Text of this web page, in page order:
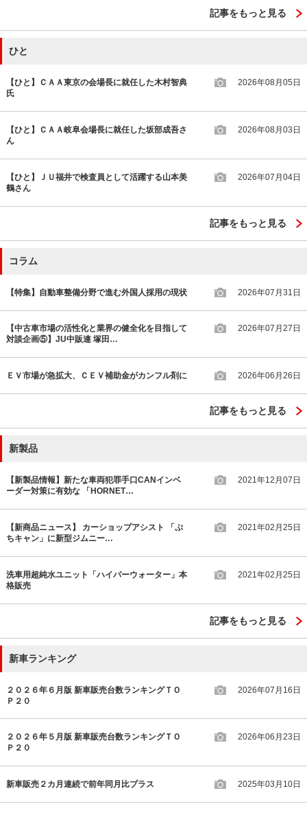
記事をもっと見る
ひと
【ひと】ＣＡＡ東京の会場長に就任した木村智典
氏
2026年08月05日
【ひと】ＣＡＡ岐阜会場長に就任した坂部成吾さ
ん
2026年08月03日
【ひと】ＪＵ福井で検査員として活躍する山本美
鶴さん
2026年07月04日
記事をもっと見る
コラム
【特集】自動車整備分野で進む外国人採用の現状 2026年07月31日
【中古車市場の活性化と業界の健全化を目指して
対談企画⑤】JU中販連 塚田…
2026年07月27日
ＥＶ市場が急拡大、ＣＥＶ補助金がカンフル剤に 2026年06月26日
記事をもっと見る
新製品
【新製品情報】新たな車両犯罪手口CANインベ
ーダー対策に有効な 「HORNET…
2021年12月07日
【新商品ニュース】 カーショップアシスト 「ぷ
ちキャン」に新型ジムニー…
2021年02月25日
洗車用超純水ユニット「ハイパーウォーター」本
格販売
2021年02月25日
記事をもっと見る
新車ランキング
２０２６年６月版 新車販売台数ランキングＴＯ
Ｐ２０
2026年07月16日
２０２６年５月版 新車販売台数ランキングＴＯ
Ｐ２０
2026年06月23日
新車販売２カ月連続で前年同月比プラス 2025年03月10日